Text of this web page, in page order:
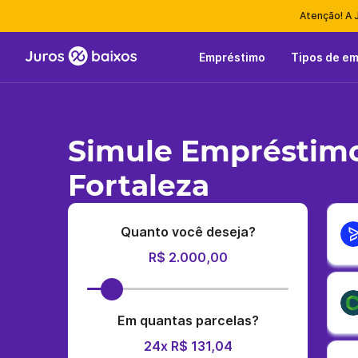
Atenção! A
Empréstimo Tipos de
Simule
Fortaleza
Quanto você deseja?
R$ 2.000,00
Em quantas parcelas?
24x R$ 131,04